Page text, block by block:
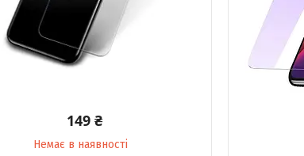
149 ₴
Немає в наявності